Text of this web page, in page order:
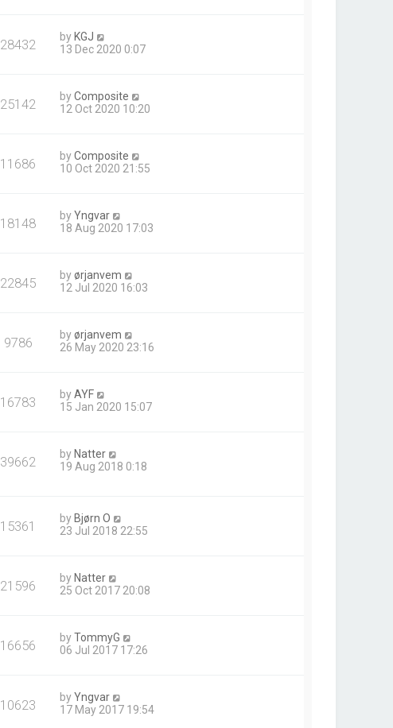
28432 by KGJ
13 Dec 2020 0:07
25142 byComposite
12 Oct 2020 10:20
11686 byComposite
10 Oct 2020 21:55
18148 byYngvar
18 Aug 2020 17:03
22845 byørjanvem
12 Jul 2020 16:03
9786 byørjanvem
26 May 2020 23:16
16783 byAYF
15 Jan 2020 15:07
39662 by Natter
19 Aug 2018 0:18
15361 by Bjørn O
23 Jul 2018 22:55
21596 by Natter
25 Oct 2017 20:08
16656 byTommyG
06 Jul 2017 17:26
10623 byYngvar
17 May 2017 19:54